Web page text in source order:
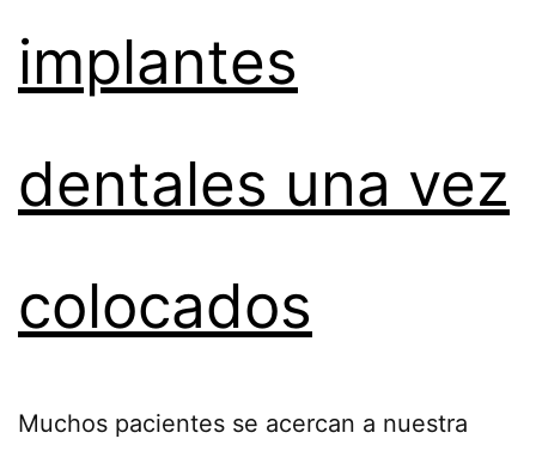
implantes
dentales una vez
colocados
Muchos pacientes se acercan a nuestra